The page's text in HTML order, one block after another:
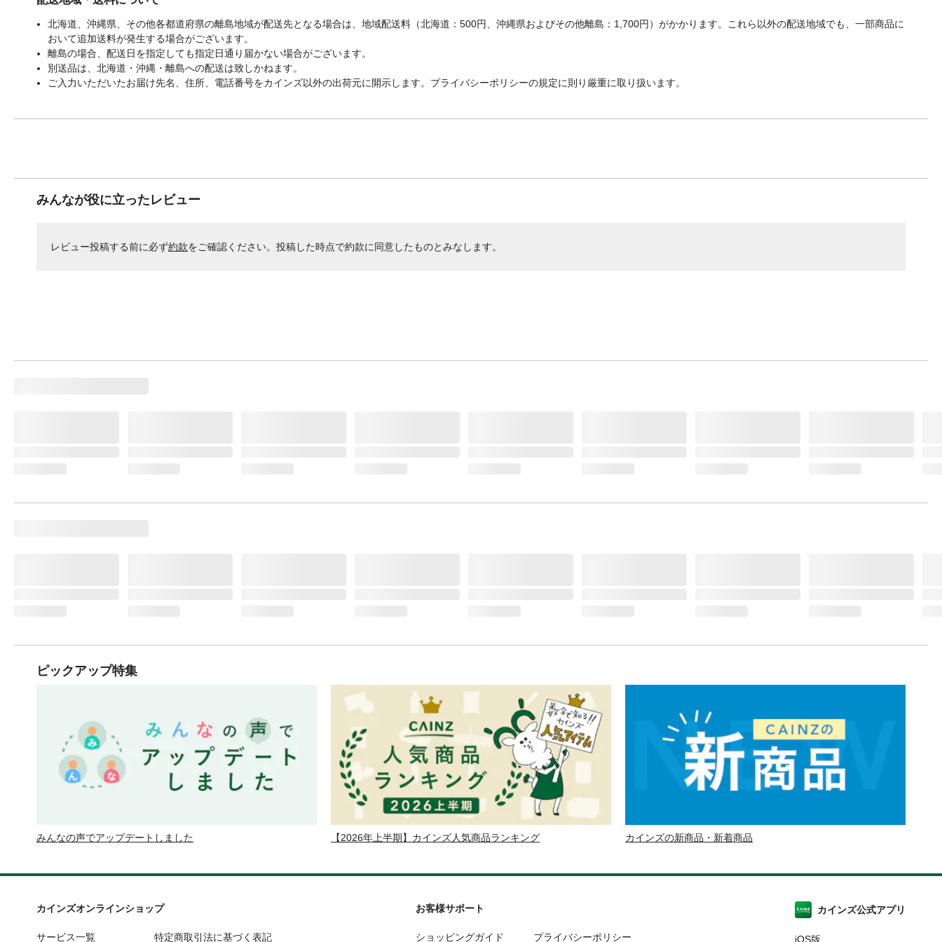
北海道、沖縄県、その他各都道府県の離島地域が配送先となる場合は、地域配送料（北海道：500円、沖縄県およびその他離島：1,700円）がかかります。これら以外の配送地域でも、一部商品に
おいて追加送料が発生する場合がございます。
離島の場合、配送日を指定しても指定日通り届かない場合がございます。
別送品は、北海道・沖縄・離島への配送は致しかねます。
ご入力いただいたお届け先名、住所、電話番号をカインズ以外の出荷元に開示します。プライバシーポリシーの規定に則り厳重に取り扱います。
みんなが役に立ったレビュー
レビュー投稿する前に必ず約款をご確認ください。投稿した時点で約款に同意したものとみなします。
ピックアップ特集
みんなの声でアップデートしました 【2026年上半期】カインズ人気商品ランキング カインズの新商品・新着商品
カインズオンラインショップ
サービス一覧 特定商取引法に基づく表記
お客様サポート
ショッピングガイド プライバシーポリシー
カインズ公式アプリ
iOS版